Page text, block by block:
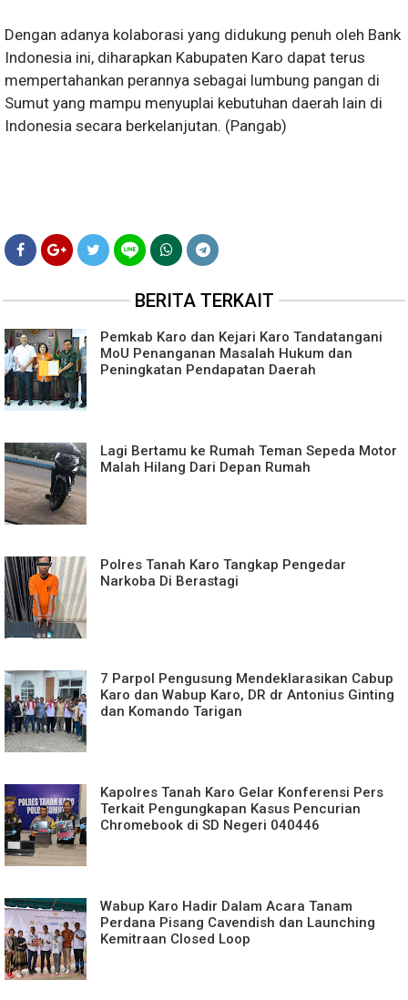
​Dengan adanya kolaborasi yang didukung penuh oleh Bank
Indonesia ini, diharapkan Kabupaten Karo dapat terus
mempertahankan perannya sebagai lumbung pangan di
Sumut yang mampu menyuplai kebutuhan daerah lain di
Indonesia secara berkelanjutan. (Pangab)
BERITA TERKAIT
Pemkab Karo dan Kejari Karo Tandatangani
MoU Penanganan Masalah Hukum dan
Peningkatan Pendapatan Daerah
Lagi Bertamu ke Rumah Teman Sepeda Motor
Malah Hilang Dari Depan Rumah
Polres Tanah Karo Tangkap Pengedar
Narkoba Di Berastagi
7 Parpol Pengusung Mendeklarasikan Cabup
Karo dan Wabup Karo, DR dr Antonius Ginting
dan Komando Tarigan
Kapolres Tanah Karo Gelar Konferensi Pers
Terkait Pengungkapan Kasus Pencurian
Chromebook di SD Negeri 040446
Wabup Karo Hadir Dalam Acara Tanam
Perdana Pisang Cavendish dan Launching
Kemitraan Closed Loop